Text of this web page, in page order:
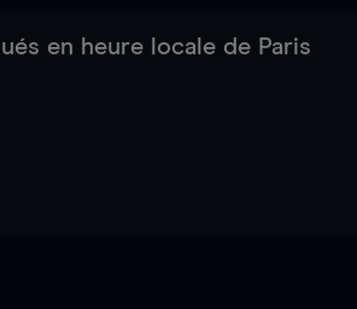
en heure locale de Paris